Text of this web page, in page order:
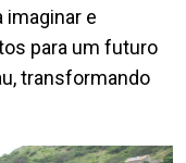
imaginar e
para um futuro
transformando